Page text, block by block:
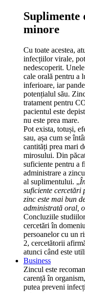
Suplimente
minore
Cu toate acestea,
infecțiilor virale,
nedescoperit.
cale orală pentru a
inferioare, iar
potențialul său.
tratament pentru
pacientul este
nu este prea mare.
Pot exista, totuși,
sau, așa cum se
cantități prea mari
mirosului. Din
suficiente pentru a
administrare a
al suplimentului. „
suficiente cercetări
zinc este mai bun
administrată oral,
Concluziile
cercetări în
persoanelor cu un
2, cercetătorii
atunci când este
Business
Zincul este
carență în
putea preveni